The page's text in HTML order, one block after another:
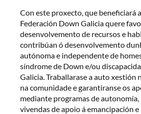
Con este proxecto, que beneficiará
Federación Down Galicia quere
desenvolvemento de recursos e
contribúan ó desenvolvemento
autónoma e independente de
síndrome de Down e/ou
Galicia. Traballarase a auto xestión
na comunidade e garantiranse os
mediante programas de autonomía,
vivendas de apoio á emancipación